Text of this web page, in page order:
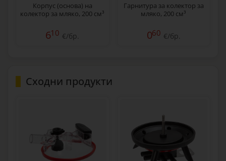
Корпус (основа) на
колектор за мляко, 200 см³
610 €/бр.
Гарнитура за колектор за
мляко, 200 см³
060 €/бр.
Сходни продукти